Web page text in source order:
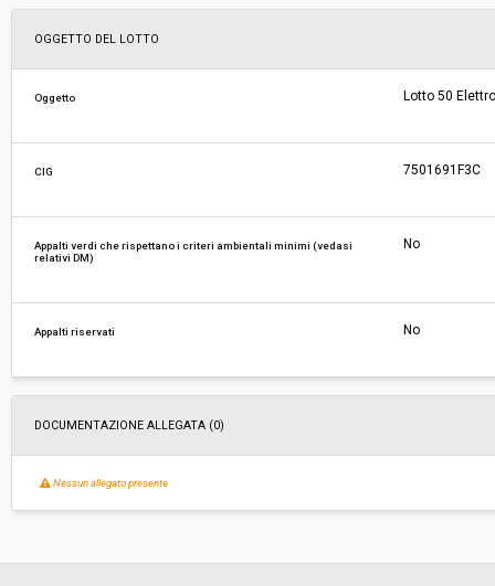
Svolgimento:
Responsabile attuale:
ESTAR - ENTE DI SUPPORTO TECNICO
OGGETTO DEL LOTTO
Oggetto Lotto 50
CIG 7501691F3C
Appalti verdi che rispettano i criteri ambientali minimi (vedasi
relativi DM)
No
Appalti riservati No
DOCUMENTAZIONE ALLEGATA (0)
Nessun allegato presente